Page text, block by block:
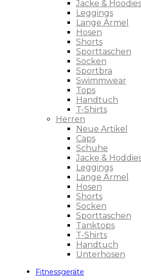
Jacke & Hoodies
Leggings
Lange Ärmel
Hosen
Shorts
Sporttaschen
Socken
Sportbra
Swimmwear
Tops
Handtuch
T-Shirts
Herren
Neue Artikel
Caps
Schuhe
Jacke &
Leggings
Lange Ärmel
Hosen
Shorts
Socken
Sporttaschen
Tanktops
T-Shirts
Handtuch
Unterhosen
Fitnessgeräte